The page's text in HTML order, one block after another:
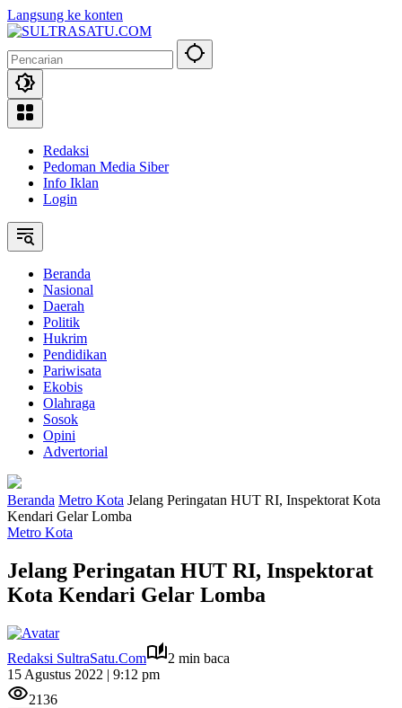
Langsung ke konten
Redaksi
Pedoman Media Siber
Info Iklan
Login
Beranda
Nasional
Daerah
Politik
Hukrim
Pendidikan
Pariwisata
Ekobis
Olahraga
Sosok
Opini
Advertorial
Beranda Metro Kota Jelang Peringatan HUT RI, Inspektorat Kota
Kendari Gelar Lomba
Metro Kota
Jelang Peringatan HUT RI, Inspektorat
Kota Kendari Gelar Lomba
Redaksi SultraSatu.Com
2 min baca
15 Agustus 2022 | 9:12 pm
2136